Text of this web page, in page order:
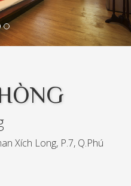
Xích Long, P.7, Q.Phú